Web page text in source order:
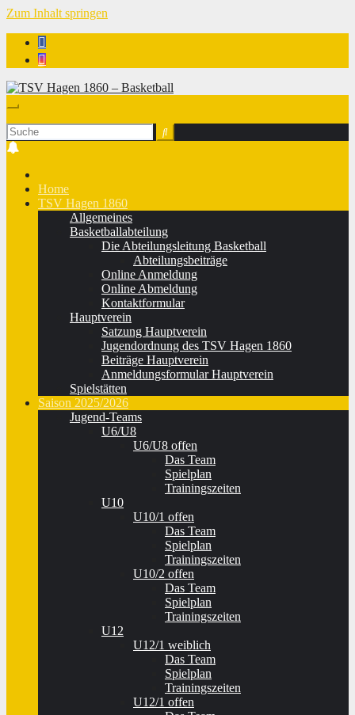
Zum Inhalt springen
Home
TSV Hagen 1860
Allgemeines
Basketballabteilung
Die Abteilungsleitung Basketball
Abteilungsbeiträge
Online Anmeldung
Online Abmeldung
Kontaktformular
Hauptverein
Satzung Hauptverein
Jugendordnung des TSV Hagen 1860
Beiträge Hauptverein
Anmeldungsformular Hauptverein
Spielstätten
Saison 2025/2026
Jugend-Teams
U6/U8
U6/U8 offen
Das Team
Spielplan
Trainingszeiten
U10
U10/1 offen
Das Team
Spielplan
Trainingszeiten
U10/2 offen
Das Team
Spielplan
Trainingszeiten
U12
U12/1 weiblich
Das Team
Spielplan
Trainingszeiten
U12/1 offen